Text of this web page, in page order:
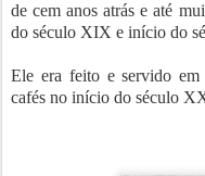
de cem anos atrás e até
do século XIX e início do
Ele era feito e servido em
cafés no início do século